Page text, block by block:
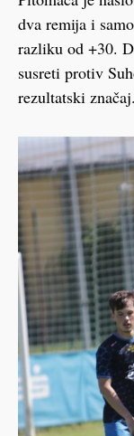
dva remija i
razliku od +30.
susreti protiv
rezultatski značaj.